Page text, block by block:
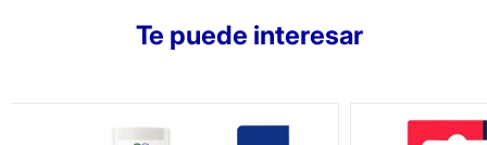
Te puede interesar